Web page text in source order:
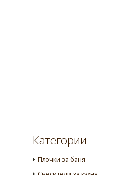
Категории
Плочки за баня